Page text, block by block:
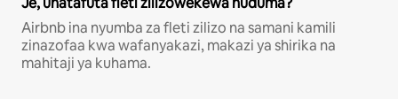
Airbnb ina nyumba za fleti zilizo na samani kamili
zinazofaa kwa wafanyakazi, makazi ya shirika na
mahitaji ya kuhama.